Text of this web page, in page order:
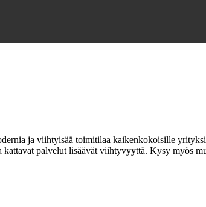
ja viihtyisää toimitilaa kaikenkokoisille
palvelut lisäävät viihtyvyyttä. Kysy myös